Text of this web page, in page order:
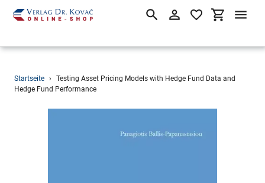
Direkt
zum
SuchenEinloggen
Startseite ›
Testing Asset Pricing Models with Hedge Fund Data and
Hedge Fund Performance